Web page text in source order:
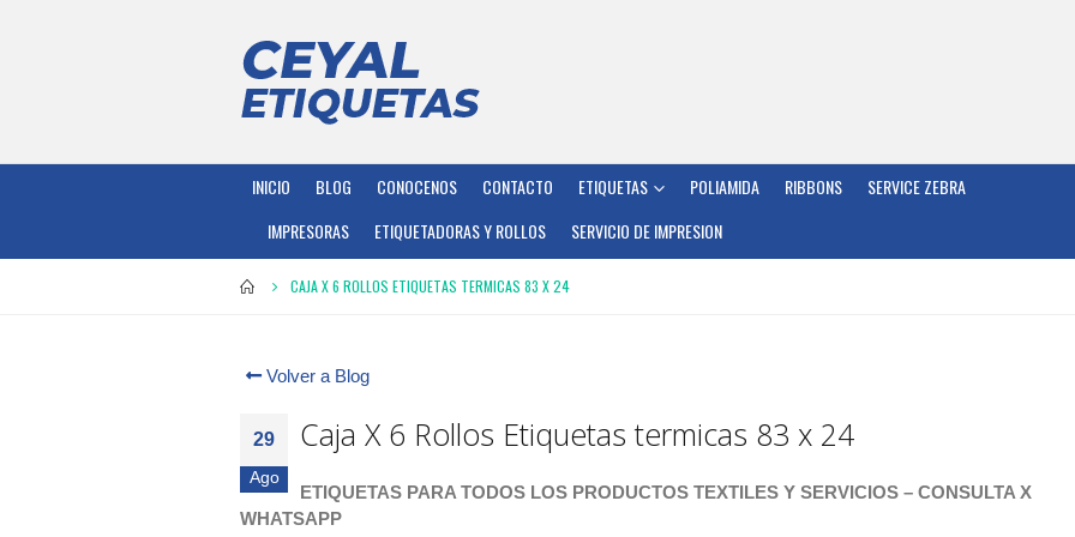
INICIO BLOG CONOCENOS CONTACTO ETIQUETAS POLIAMIDA RIBBONS
SERVICE ZEBRA
IMPRESORAS
ETIQUETADORAS Y ROLLOS SERVICIO DE IMPRESION
CAJA X 6 ROLLOS ETIQUETAS TERMICAS 83 X 24
Volver a Blog
29
Ago
Caja X 6 Rollos Etiquetas termicas 83 x 24
ETIQUETAS PARA TODOS LOS PRODUCTOS TEXTILES Y SERVICIOS – CONSULTA X
WHATSAPP